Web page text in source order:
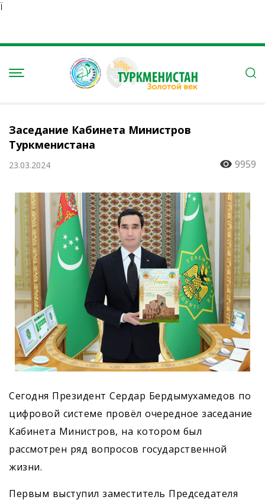
Ï
Заседание Кабинета Министров
Туркменистана
23.03.2024 9959
Сегодня Президент Сердар Бердымухамедов по
цифровой системе провёл очередное заседание
Кабинета Министров, на котором был
рассмотрен ряд вопросов государственной
жизни.
Первым выступил заместитель Председателя